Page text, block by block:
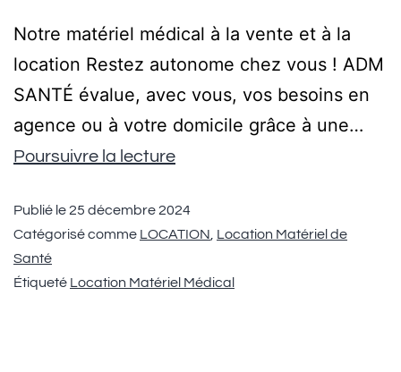
Notre matériel médical à la vente et à la
location Restez autonome chez vous ! ADM
SANTÉ évalue, avec vous, vos besoins en
agence ou à votre domicile grâce à une…
Poursuivre la lecture
Publié le25 décembre 2024
Catégorisé comme LOCATION Location Matériel de
Santé
Étiqueté Location Matériel Médical